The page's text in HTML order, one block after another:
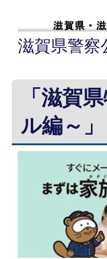
滋賀県警察
「滋賀
ル編～」